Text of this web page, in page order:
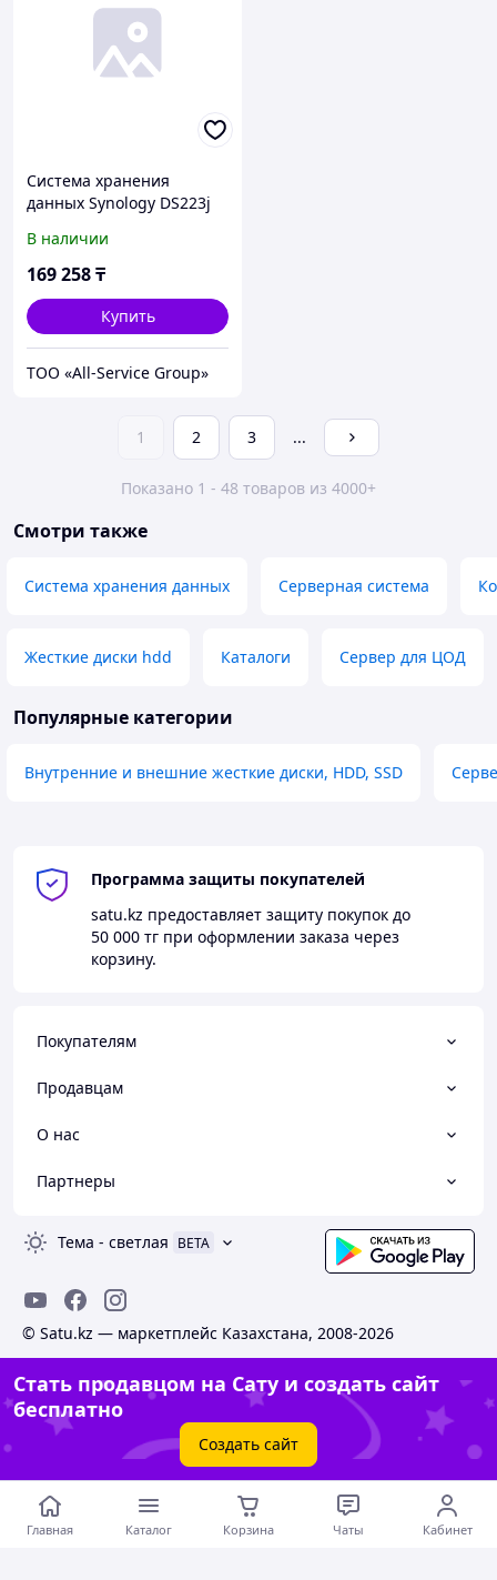
Система хранения
данных Synology DS223j
В наличии
169 258₸
Купить
ТОО «All-Service Group»
1 2 3 ...
Показано 1 - 48 товаров из 4000+
Смотри также
Система хранения данных Серверная система
Жесткие диски hdd Каталоги Сервер для ЦОД
Популярные категории
Внутренние и внешние жесткие диски, HDD, SSD
Программа защиты покупателей
satu.kz предоставляет защиту покупок до
50 000 тг при оформлении заказа через
корзину.
Покупателям
Продавцам
О нас
Партнеры
Тема - светлая BETA
© Satu.kz — маркетплейс Казахстана, 2008-2026
Стать продавцом на Сату и создать сайт
бесплатно
Создать сайт
Главная Каталог Корзина Чаты Кабинет